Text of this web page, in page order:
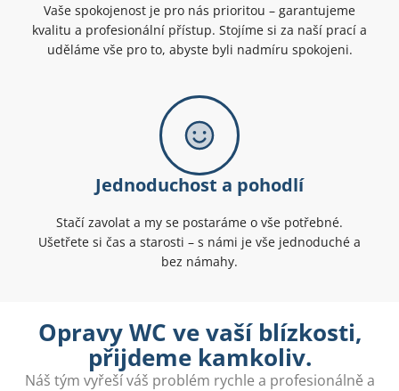
Vaše spokojenost je pro nás prioritou – garantujeme
kvalitu a profesionální přístup. Stojíme si za naší prací a
uděláme vše pro to, abyste byli nadmíru spokojeni.
Jednoduchost a pohodlí
Stačí zavolat a my se postaráme o vše potřebné.
Ušetřete si čas a starosti – s námi je vše jednoduché a
bez námahy.
Opravy WC ve vaší blízkosti,
přijdeme kamkoliv.
Náš tým vyřeší váš problém rychle a profesionálně a